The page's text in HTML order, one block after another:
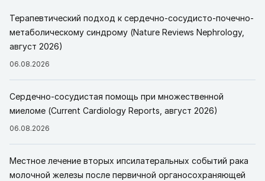
Терапевтический подход к сердечно-сосудисто-почечно-
метаболическому синдрому (Nature Reviews Nephrology,
август 2026)
06.08.2026
Сердечно-сосудистая помощь при множественной
миеломе (Current Cardiology Reports, август 2026)
06.08.2026
Местное лечение вторых ипсилатеральных событий рака
молочной железы после первичной органосохраняющей